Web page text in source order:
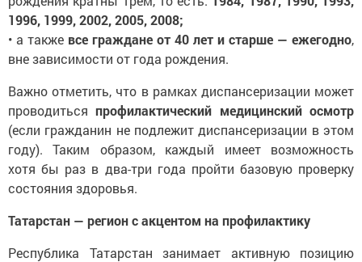
1996, 1999, 2002, 2005, 2008;
• а также все граждане от 40 лет и старше — ежегодно,
вне зависимости от года рождения.
Важно отметить, что в рамках диспансеризации может
проводитьсяпрофилактический медицинский осмотр
(если гражданин не подлежит диспансеризации в этом
году). Таким образом, каждый имеет возможность
хотя бы раз в два-три года пройти базовую проверку
состояния здоровья.
Татарстан — регион с акцентом на профилактику
Республика Татарстан занимает активную позицию